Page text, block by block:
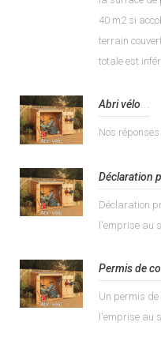
40 m2 si
terrain
totale est
Abri vélo
Nos
Déclaration
Déclaration
l'emprise au
Permis de
Un permis
l'emprise au